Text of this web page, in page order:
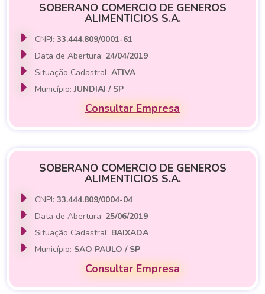
SOBERANO COMERCIO DE GENEROS
ALIMENTICIOS S.A.
CNPJ:33.444.809/0001-61
Data de Abertura: 24/04/2019
Situação Cadastral:ATIVA
Município:JUNDIAI / SP
Consultar Empresa
SOBERANO COMERCIO DE GENEROS
ALIMENTICIOS S.A.
CNPJ:33.444.809/0004-04
Data de Abertura: 25/06/2019
Situação Cadastral: BAIXADA
Município: SAO PAULO / SP
Consultar Empresa